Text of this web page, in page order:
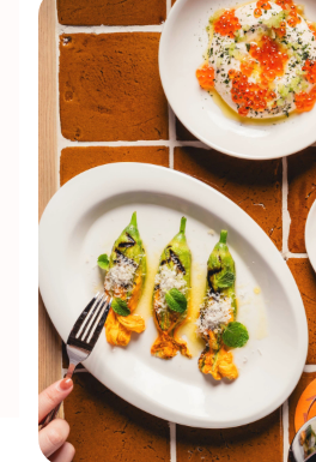
NF 種籽 NF Points AIRSIDE
最近搜尋紀錄